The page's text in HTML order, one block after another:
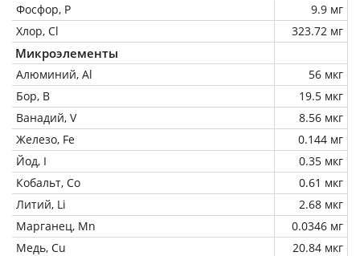
Фосфор, P
9.9 мг
Хлор, Cl
323.72 мг
Микроэлементы
Алюминий, Al
56 мкг
Бор, B
19.5 мкг
Ванадий, V
8.56 мкг
Железо, Fe
0.144 мг
Йод, I
0.35 мкг
Кобальт, Co
0.61 мкг
Литий, Li
2.68 мкг
Марганец, Mn
0.0346 мг
Медь, Cu
20.84 мкг